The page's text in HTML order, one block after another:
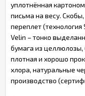
уплотнённая
письма на весу.
переплет
Velin – тонко
бумага из целлюлозы,
плотная и хорошо
хлора, натуральные
производство